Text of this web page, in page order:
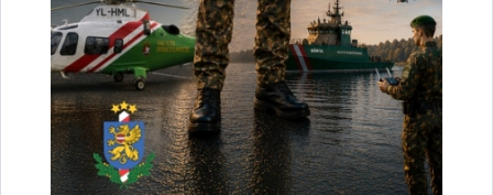
2026. gada 5. augusts uz valsts robežas un
valsts iekšienē
06.08.2026. Statistika